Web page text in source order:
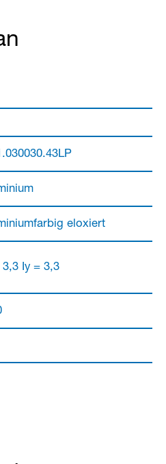
eloxiert
3,3 Iy = 3,3